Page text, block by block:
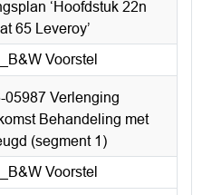
‘Hoofdstuk 22n
65 Leveroy’
Voorstel
05987 Verlenging
Behandeling met
(segment 1)
Voorstel